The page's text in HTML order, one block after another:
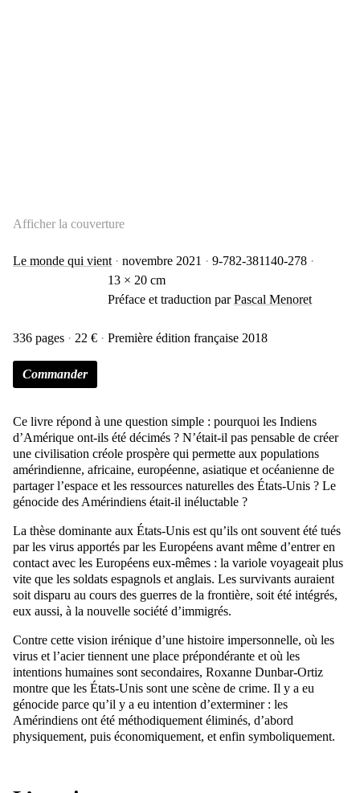
Afficher la couverture
Le monde qui vient novembre 2021 9-782-381140-278
336 pages 22 €
13 × 20 cm
Préface et traduction parPascal Menoret
Première édition française 2018
Commander
Ce livre répond à une question simple : pourquoi les Indiens
dʼAmérique ont-ils été décimés ? Nʼétait-il pas pensable de créer
une civilisation créole prospère qui permette aux populations
amérindienne, africaine, européenne, asiatique et océanienne de
partager lʼespace et les ressources naturelles des États-Unis ? Le
génocide des Amérindiens était-il inéluctable ?
La thèse dominante aux États-Unis est quʼils ont souvent été tués
par les virus apportés par les Européens avant même dʼentrer en
contact avec les Européens eux-mêmes : la variole voyageait plus
vite que les soldats espagnols et anglais. Les survivants auraient
soit disparu au cours des guerres de la frontière, soit été intégrés,
eux aussi, à la nouvelle société dʼimmigrés.
Contre cette vision irénique dʼune histoire impersonnelle, où les
virus et lʼacier tiennent une place prépondérante et où les
intentions humaines sont secondaires, Roxanne Dunbar-Ortiz
montre que les États-Unis sont une scène de crime. Il y a eu
génocide parce quʼil y a eu intention dʼexterminer : les
Amérindiens ont été méthodiquement éliminés, dʼabord
physiquement, puis économiquement, et enfin symboliquement.